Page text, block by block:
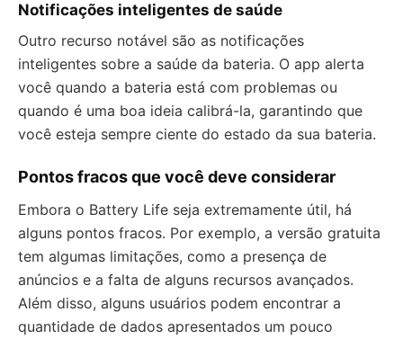
Notificações inteligentes de saúde
Outro recurso notável são as notificações
inteligentes sobre a saúde da bateria. O app alerta
você quando a bateria está com problemas ou
quando é uma boa ideia calibrá-la, garantindo que
você esteja sempre ciente do estado da sua bateria.
Pontos fracos que você deve considerar
Embora o Battery Life seja extremamente útil, há
alguns pontos fracos. Por exemplo, a versão gratuita
tem algumas limitações, como a presença de
anúncios e a falta de alguns recursos avançados.
Além disso, alguns usuários podem encontrar a
quantidade de dados apresentados um pouco